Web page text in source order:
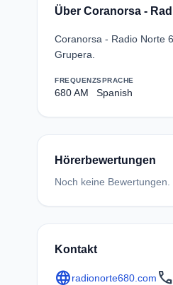
Über Coranorsa -
Coranorsa - Radio Norte
Grupera.
FREQUENZ
680 AM
SPRACHE
Spanish
Hörerbewertungen
Noch keine
Kontakt
languageradionorte680.com call